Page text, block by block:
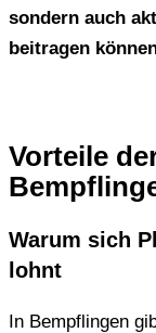
sondern auch
beitragen
Vorteile
Warum sich
lohnt
In Bempflingen